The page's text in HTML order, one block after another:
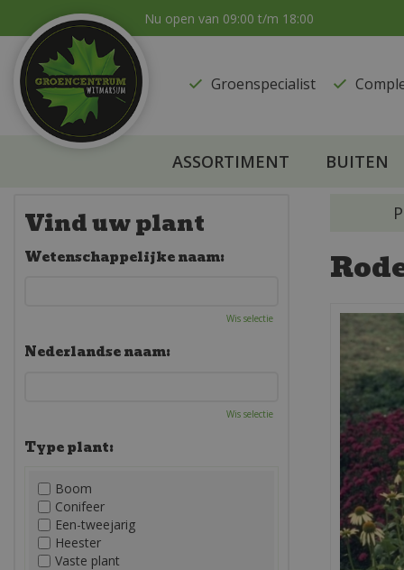
naar
content
Nu open van 09:00 t/m 18:00
Groenspecialist
ASSORTIMENT BUITEN
Vind uw plant
Wetenschappelijke naam:
Wis selectie
Nederlandse naam:
Wis selectie
Type plant:
Boom
Conifeer
Een-tweejarig
Heester
Vaste plant